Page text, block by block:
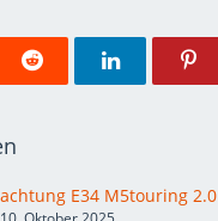
E34 M5touring 2.0